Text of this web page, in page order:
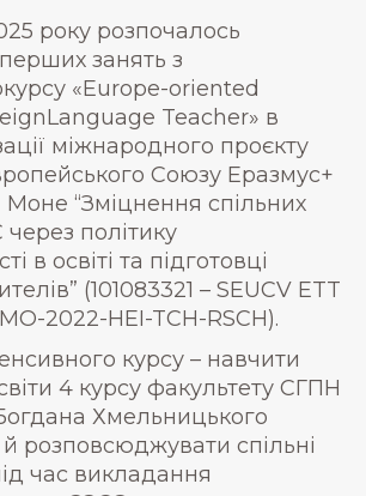
року розпочалось
занять з
«Europe-oriented
Teacher» в
міжнародного проєкту
Союзу Еразмус+
“Зміцнення спільних
політику
в освіті та підготовці
(101083321 – SEUCV ETT
2022-HEI-TCH-RSCH).
курсу – навчити
4 курсу факультету СГПН
Хмельницького
розповсюджувати спільні
час викладання